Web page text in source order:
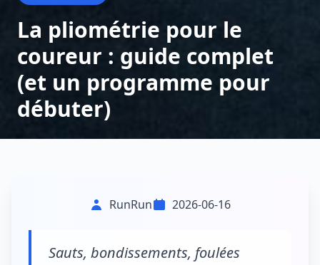
La pliométrie pour le
coureur : guide complet
(et un programme pour
débuter)
RunRun 2026-06-16
Sauts, bondissements, foulées